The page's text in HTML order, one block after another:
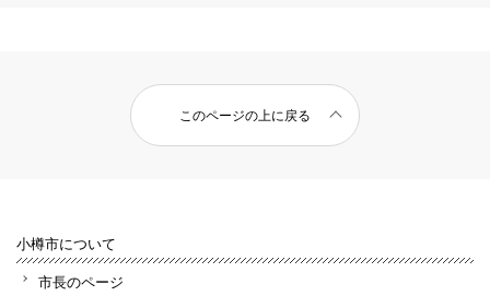
このページの上に戻る
小樽市について
市長のページ